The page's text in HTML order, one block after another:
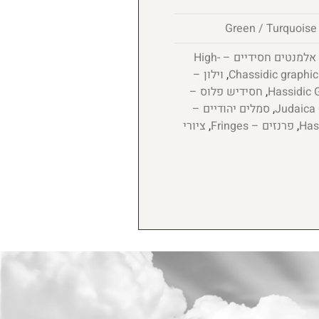
אלמנטים חסידיים – High-
, וילון –
, חסידיש פלוס –
, סמלים יהודיים –
, פרנזים – Fringes , ציורי